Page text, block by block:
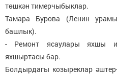
төшкән тимерчыбыклар.
Тамара Бурова (Ленин
башлык).
- Ремонт ясаулары яхшы
яхшыртасы бар.
Болдырдагы козыреклар